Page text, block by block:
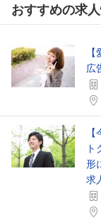
こ
おすすめの求
広
形
求